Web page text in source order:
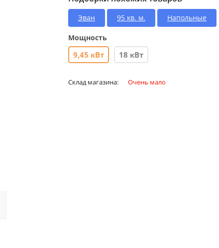
Эван 95 кв. м. Напольные
Мощность
9,45 кВт 18 кВт
Склад магазина: Очень мало